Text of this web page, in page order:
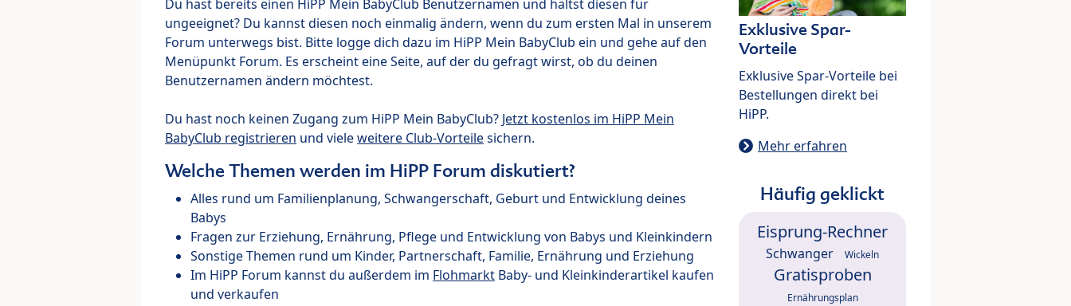
Du hast bereits einen HiPP Mein BabyClub Benutzernamen und hältst diesen für
ungeeignet? Du kannst diesen noch einmalig ändern, wenn du zum ersten Mal in unserem
Forum unterwegs bist. Bitte logge dich dazu im HiPP Mein BabyClub ein und gehe auf den
Menüpunkt Forum. Es erscheint eine Seite, auf der du gefragt wirst, ob du deinen
Benutzernamen ändern möchtest.
Du hast noch keinen Zugang zum HiPP Mein BabyClub? Jetzt kostenlos im HiPP Mein
BabyClub registrieren und vieleweitere Club-Vorteilesichern.
Welche Themen werden im HiPP Forum diskutiert?
Alles rund um Familienplanung, Schwangerschaft, Geburt und Entwicklung deines
Babys
Fragen zur Erziehung, Ernährung, Pflege und Entwicklung von Babys und Kleinkindern
Sonstige Themen rund um Kinder, Partnerschaft, Familie, Ernährung und Erziehung
Im HiPP Forum kannst du außerdem im Flohmarkt Baby- und Kleinkinderartikel kaufen
und verkaufen
Exklusive Spar-
Vorteile
Exklusive Spar-Vorteile bei
Bestellungen direkt bei
HiPP.
Mehr erfahren
Häufig geklickt
Eisprung-Rechner
Schwanger Wickeln
Gratisproben
Ernährungsplan